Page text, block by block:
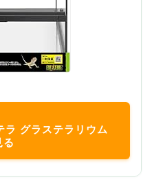
グラステラリウム
る